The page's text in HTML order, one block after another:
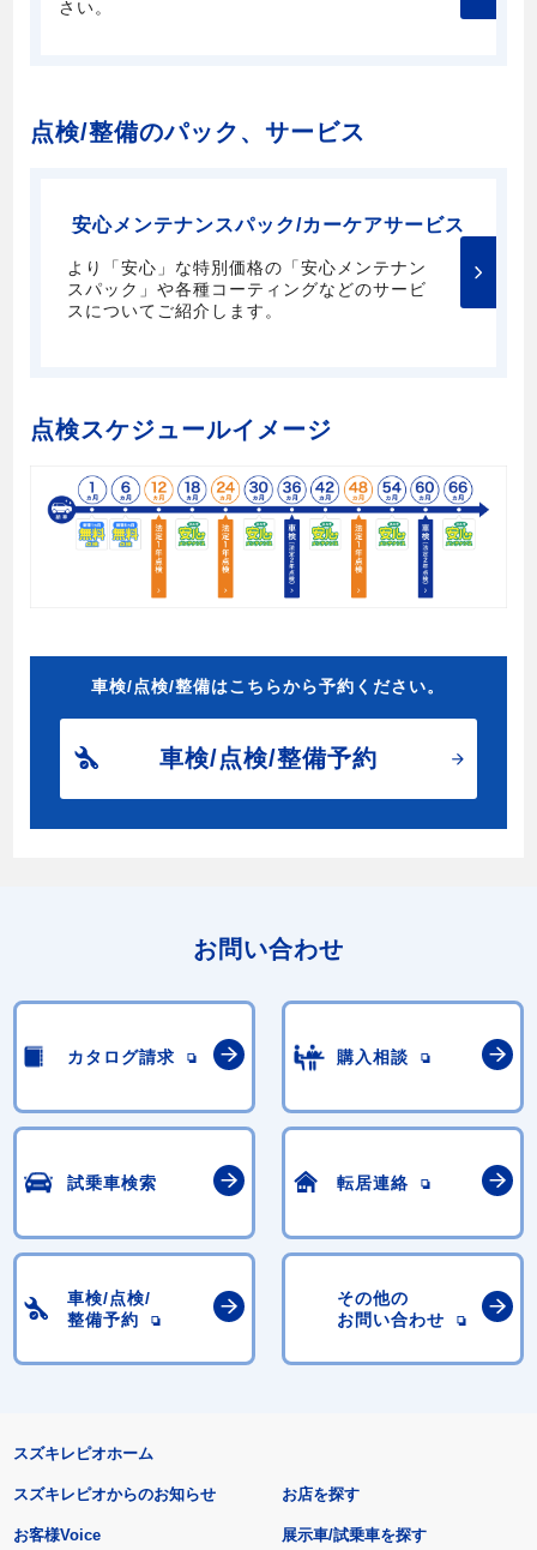
さい。
点検/整備のパック、サービス
安心メンテナンスパック/カーケアサービス
より「安心」な特別価格の「安心メンテナン
スパック」や各種コーティングなどのサービ
スについてご紹介します。
点検スケジュールイメージ
車検/点検/整備はこちらから予約ください。
車検/点検/整備予約
お問い合わせ
カタログ請求 購入相談
試乗車検索 転居連絡
車検/点検/
整備予約
その他の
お問い合わせ
スズキレピオホーム
スズキレピオからのお知らせ
お客様Voice
お店を探す
展示車/試乗車を探す